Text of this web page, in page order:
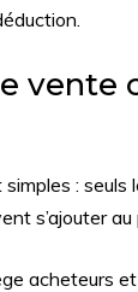
vente
: seuls
s’ajouter au
acheteurs